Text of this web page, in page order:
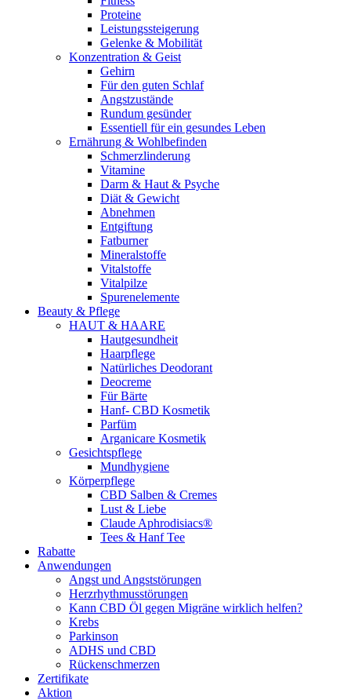
Proteine
Leistungssteigerung
Gelenke & Mobilität
Konzentration & Geist
Gehirn
Für den guten Schlaf
Angstzustände
Rundum gesünder
Essentiell für ein gesundes Leben
Ernährung & Wohlbefinden
Schmerzlinderung
Vitamine
Darm & Haut & Psyche
Diät & Gewicht
Abnehmen
Entgiftung
Fatburner
Mineralstoffe
Vitalstoffe
Vitalpilze
Spurenelemente
Beauty & Pflege
HAUT & HAARE
Hautgesundheit
Haarpflege
Natürliches Deodorant
Deocreme
Für Bärte
Hanf- CBD Kosmetik
Parfüm
Arganicare Kosmetik
Gesichtspflege
Mundhygiene
Körperpflege
CBD Salben & Cremes
Lust & Liebe
Claude Aphrodisiacs®
Tees & Hanf Tee
Rabatte
Anwendungen
Angst und Angststörungen
Herzrhythmusstörungen
Kann CBD Öl gegen Migräne wirklich helfen?
Krebs
Parkinson
ADHS und CBD
Rückenschmerzen
Zertifikate
Aktion